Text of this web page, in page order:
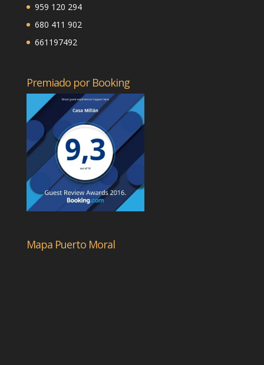
959 120 294
680 411 902
661197492
Premiado por Booking
Mapa Puerto Moral